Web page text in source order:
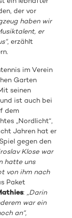
der vor
haben wir
er
, erzählt
im Verein
Garten
seinen
ist auch bei
dem
„Nordlicht“,
Jahren hat er
gegen den
Klose war
hatte uns
von ihm nach
Paket
: „Darin
war ein
an“,